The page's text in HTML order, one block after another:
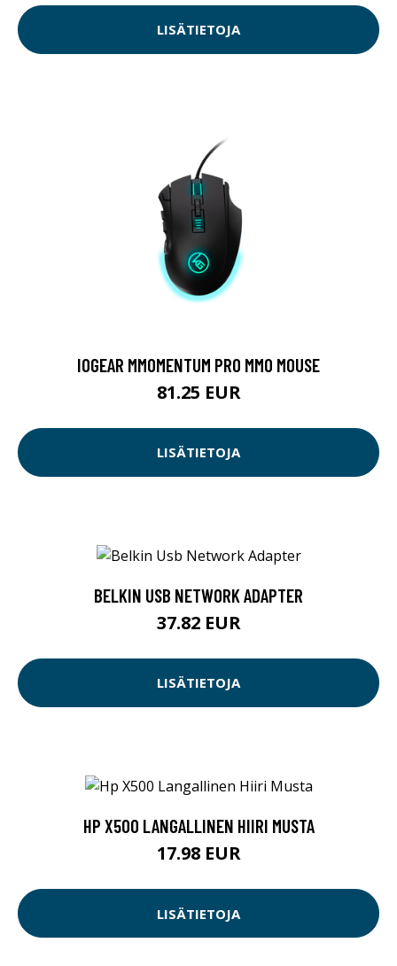
LISÄTIETOJA
IOGEAR MMOMENTUM PRO MMO MOUSE
81.25 EUR
LISÄTIETOJA
BELKIN USB NETWORK ADAPTER
37.82 EUR
LISÄTIETOJA
HP X500 LANGALLINEN HIIRI MUSTA
17.98 EUR
LISÄTIETOJA